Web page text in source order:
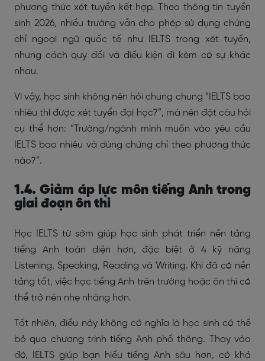
phương thức xét tuyển kết hợp. Theo thông tin tuyển
sinh 2026, nhiều trường vẫn cho phép sử dụng chứng
chỉ ngoại ngữ quốc tế như IELTS trong xét tuyển,
nhưng cách quy đổi và điều kiện đi kèm có sự khác
nhau.
Vì vậy, học sinh không nên hỏi chung chung “IELTS bao
nhiêu thì được xét tuyển đại học?”, mà nên đặt câu hỏi
cụ thể hơn: “Trường/ngành mình muốn vào yêu cầu
IELTS bao nhiêu và dùng chứng chỉ theo phương thức
nào?”.
1.4. Giảm áp lực môn tiếng Anh trong
giai đoạn ôn thi
Học IELTS từ sớm giúp học sinh phát triển nền tảng
tiếng Anh toàn diện hơn, đặc biệt ở 4 kỹ năng
Listening, Speaking, Reading và Writing. Khi đã có nền
tảng tốt, việc học tiếng Anh trên trường hoặc ôn thi có
thể trở nên nhẹ nhàng hơn.
Tất nhiên, điều này không có nghĩa là học sinh có thể
bỏ qua chương trình tiếng Anh phổ thông. Thay vào
đó, IELTS giúp bạn hiểu tiếng Anh sâu hơn, có khả